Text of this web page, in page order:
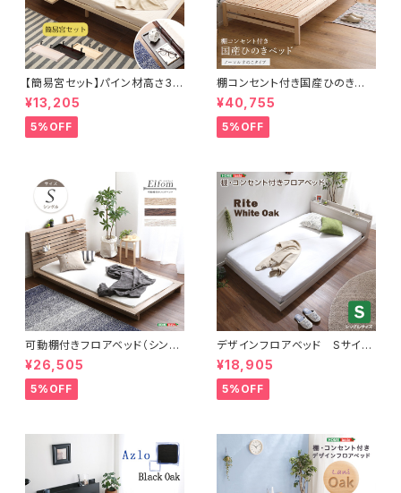
【簡易宮セット】パイン材高さ3段
階調整脚付きすのこベッド（シン
グル）【Lilitta-リリッタ-】
¥13,205
5%OFF
棚コンセント付き国産ひのきベッ
ド ノーマルすのこタイプ【HIN
OKA-ヒノカ-】(シングル)
¥40,755
5%OFF
可動棚付きフロアベッド（シング
ル）ベッドフレーム、ロースタイ
ル、スリムヘッドボード｜Elfom
エルフォム HT-NK01S
¥26,505
5%OFF
デザインフロアベッド Sサイ
ズ 【Rite-リテ-】
¥18,905
5%OFF